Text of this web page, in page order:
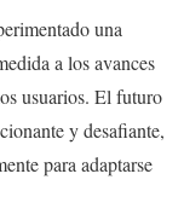
una
a los avances
usuarios. El futuro
y desafiante,
para adaptarse